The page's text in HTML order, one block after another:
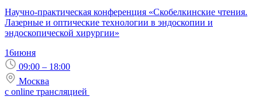
Научно-практическая конференция «Скобелкинские чтения.
Лазерные и оптические технологии в эндоскопии и
эндоскопической хирургии»
16июня
09:00 – 18:00
Москва
с online трансляцией